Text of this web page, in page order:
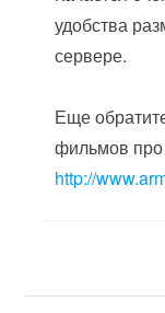
удобства
сервере.
Еще
фильмов
http://